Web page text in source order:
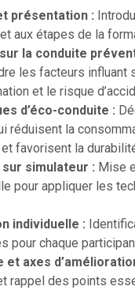
présentation :
aux étapes de la
la conduite
les facteurs influant
et le risque
d’éco-conduite :
réduisent la
favorisent la
simulateur : Mise
pour appliquer les
individuelle :
pour chaque
et axes
rappel des points